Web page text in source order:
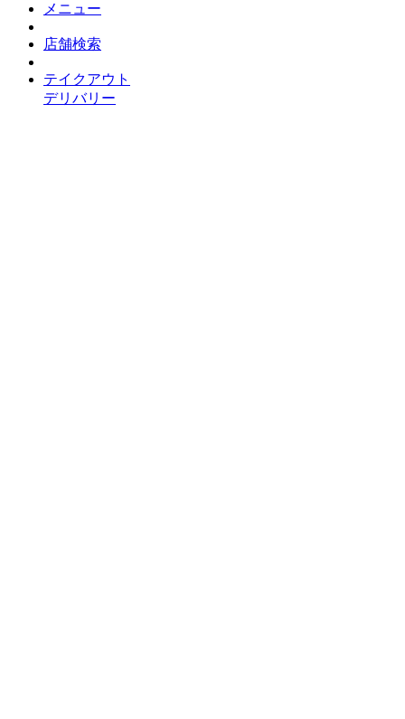
メニュー
店舗検索
テイクアウト
デリバリー